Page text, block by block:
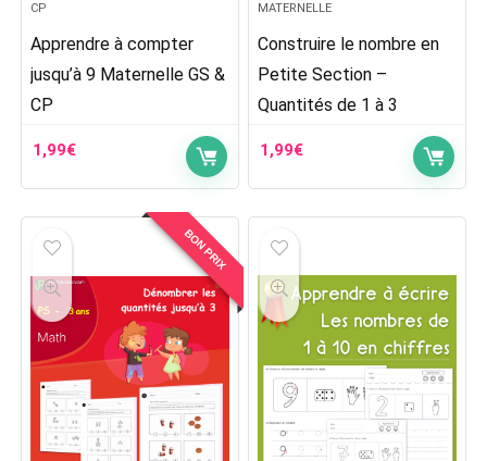
CP
Apprendre à compter
jusqu’à 9 Maternelle GS &
CP
1,99€
MATERNELLE
Construire le nombre en
Petite Section –
Quantités de 1 à 3
1,99€
BON PRIX